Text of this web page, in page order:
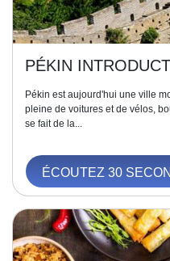
PÉKIN
Pékin est aujourd'hui une ville
pleine de voitures et de vélos,
se fait de la...
ÉCOUTEZ 30